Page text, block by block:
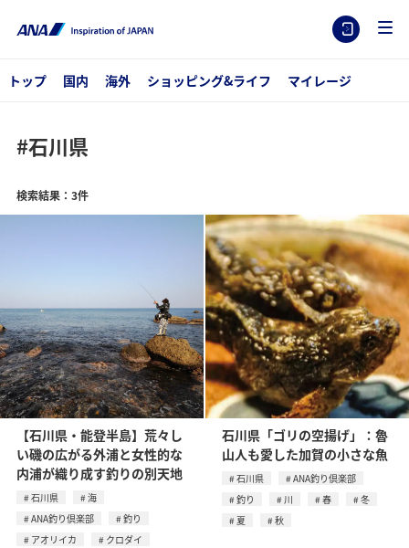
トップ 国内 海外 ショッピング&ライフ マイレージ
#石川県
検索結果：3件
【石川県・能登半島】荒々し
い磯の広がる外浦と女性的な
内浦が織り成す釣りの別天地
石川県
海
ANA釣り倶楽部
釣り
アオリイカ
クロダイ
石川県「ゴリの空揚げ」：魯
山人も愛した加賀の小さな魚
石川県
ANA釣り倶楽部
釣り
川 春
冬
夏
秋